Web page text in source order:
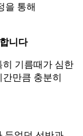
을 통해
니다
기름때가 심한
만큼 충분히